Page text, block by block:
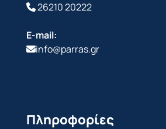
26210 20222
E-mail:
info@parras.gr
Πληροφορίες